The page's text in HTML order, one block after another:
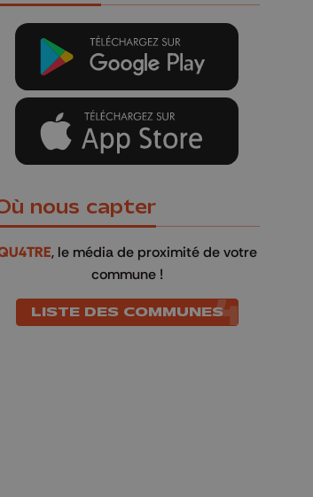
nous capter
, le média de proximité de votre
commune !
LISTE DES COMMUNES